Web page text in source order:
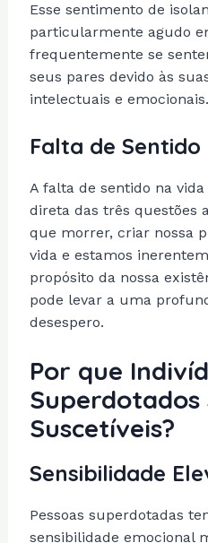
Esse sentimento de
particularmente agudo
frequentemente se
seus pares devido às
intelectuais e emocionais.
Falta de Sentido
A falta de sentido na
direta das três questões
que morrer, criar nossa
vida e estamos
propósito da nossa
pode levar a uma
desespero.
Por que
Superdotados
Suscetíveis?
Sensibilidade
Pessoas superdotadas
sensibilidade emocional